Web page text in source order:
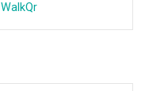
WalkQr